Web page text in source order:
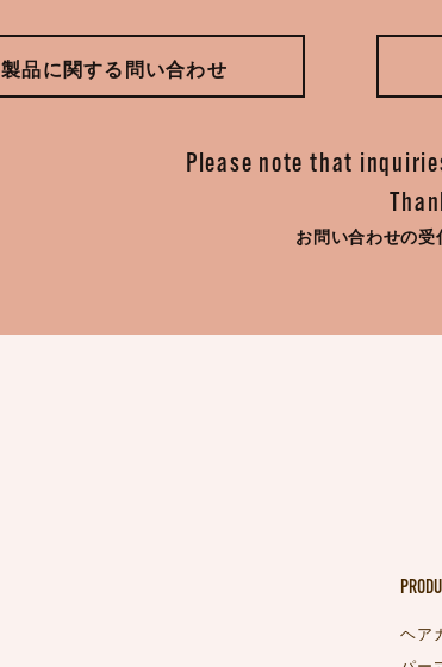
製品に関する問い合わせ
Please note that
お問い合わせの受
ヘア